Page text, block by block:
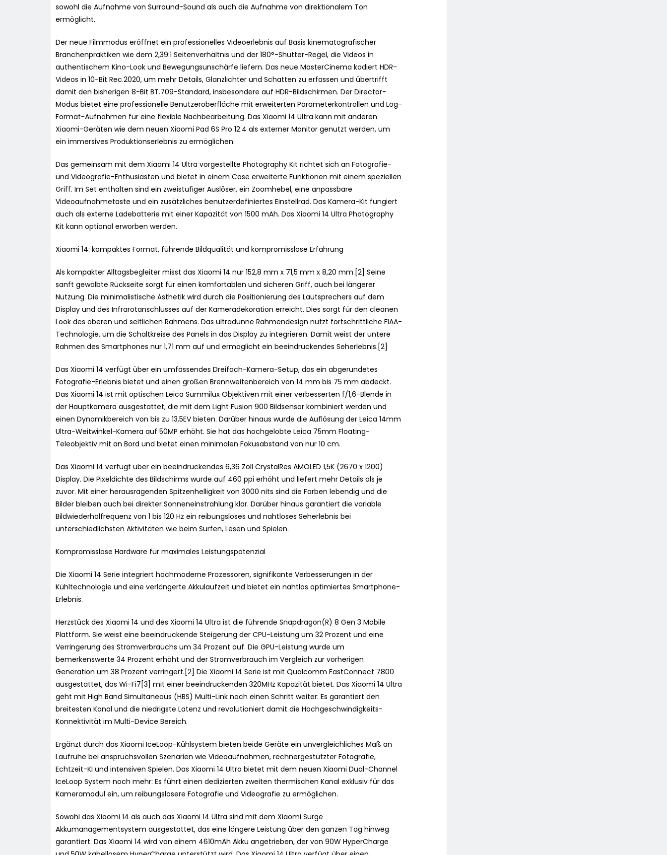
sowohl die Aufnahme von Surround-Sound als auch die Aufnahme von direktionalem Ton
ermöglicht.
Der neue Filmmodus eröffnet ein professionelles Videoerlebnis auf Basis kinematografischer
Branchenpraktiken wie dem 2,39:1 Seitenverhältnis und der 180°-Shutter-Regel, die Videos in
authentischem Kino-Look und Bewegungsunschärfe liefern. Das neue MasterCinema kodiert HDR-
Videos in 10-Bit Rec.2020, um mehr Details, Glanzlichter und Schatten zu erfassen und übertrifft
damit den bisherigen 8-Bit BT.709-Standard, insbesondere auf HDR-Bildschirmen. Der Director-
Modus bietet eine professionelle Benutzeroberfläche mit erweiterten Parameterkontrollen und Log-
Format-Aufnahmen für eine flexible Nachbearbeitung. Das Xiaomi 14 Ultra kann mit anderen
Xiaomi-Geräten wie dem neuen Xiaomi Pad 6S Pro 12.4 als externer Monitor genutzt werden, um
ein immersives Produktionserlebnis zu ermöglichen.
Das gemeinsam mit dem Xiaomi 14 Ultra vorgestellte Photography Kit richtet sich an Fotografie-
und Videografie-Enthusiasten und bietet in einem Case erweiterte Funktionen mit einem speziellen
Griff. Im Set enthalten sind ein zweistufiger Auslöser, ein Zoomhebel, eine anpassbare
Videoaufnahmetaste und ein zusätzliches benutzerdefiniertes Einstellrad. Das Kamera-Kit fungiert
auch als externe Ladebatterie mit einer Kapazität von 1500 mAh. Das Xiaomi 14 Ultra Photography
Kit kann optional erworben werden.
Xiaomi 14: kompaktes Format, führende Bildqualität und kompromisslose Erfahrung
Als kompakter Alltagsbegleiter misst das Xiaomi 14 nur 152,8 mm x 71,5 mm x 8,20 mm.[2] Seine
sanft gewölbte Rückseite sorgt für einen komfortablen und sicheren Griff, auch bei längerer
Nutzung. Die minimalistische Ästhetik wird durch die Positionierung des Lautsprechers auf dem
Display und des Infrarotanschlusses auf der Kameradekoration erreicht. Dies sorgt für den cleanen
Look des oberen und seitlichen Rahmens. Das ultradünne Rahmendesign nutzt fortschrittliche FIAA-
Technologie, um die Schaltkreise des Panels in das Display zu integrieren. Damit weist der untere
Rahmen des Smartphones nur 1,71 mm auf und ermöglicht ein beeindruckendes Seherlebnis.[2]
Das Xiaomi 14 verfügt über ein umfassendes Dreifach-Kamera-Setup, das ein abgerundetes
Fotografie-Erlebnis bietet und einen großen Brennweitenbereich von 14 mm bis 75 mm abdeckt.
Das Xiaomi 14 ist mit optischen Leica Summilux Objektiven mit einer verbesserten f/1,6-Blende in
der Hauptkamera ausgestattet, die mit dem Light Fusion 900 Bildsensor kombiniert werden und
einen Dynamikbereich von bis zu 13,5EV bieten. Darüber hinaus wurde die Auflösung der Leica 14mm
Ultra-Weitwinkel-Kamera auf 50MP erhöht. Sie hat das hochgelobte Leica 75mm Floating-
Teleobjektiv mit an Bord und bietet einen minimalen Fokusabstand von nur 10 cm.
Das Xiaomi 14 verfügt über ein beeindruckendes 6,36 Zoll CrystalRes AMOLED 1,5K (2670 x 1200)
Display. Die Pixeldichte des Bildschirms wurde auf 460 ppi erhöht und liefert mehr Details als je
zuvor. Mit einer herausragenden Spitzenhelligkeit von 3000 nits sind die Farben lebendig und die
Bilder bleiben auch bei direkter Sonneneinstrahlung klar. Darüber hinaus garantiert die variable
Bildwiederholfrequenz von 1 bis 120 Hz ein reibungsloses und nahtloses Seherlebnis bei
unterschiedlichsten Aktivitäten wie beim Surfen, Lesen und Spielen.
Kompromisslose Hardware für maximales Leistungspotenzial
Die Xiaomi 14 Serie integriert hochmoderne Prozessoren, signifikante Verbesserungen in der
Kühltechnologie und eine verlängerte Akkulaufzeit und bietet ein nahtlos optimiertes Smartphone-
Erlebnis.
Herzstück des Xiaomi 14 und des Xiaomi 14 Ultra ist die führende Snapdragon(R) 8 Gen 3 Mobile
Plattform. Sie weist eine beeindruckende Steigerung der CPU-Leistung um 32 Prozent und eine
Verringerung des Stromverbrauchs um 34 Prozent auf. Die GPU-Leistung wurde um
bemerkenswerte 34 Prozent erhöht und der Stromverbrauch im Vergleich zur vorherigen
Generation um 38 Prozent verringert.[2] Die Xiaomi 14 Serie ist mit Qualcomm FastConnect 7800
ausgestattet, das Wi-Fi7[3] mit einer beeindruckenden 320MHz Kapazität bietet. Das Xiaomi 14 Ultra
geht mit High Band Simultaneous (HBS) Multi-Link noch einen Schritt weiter: Es garantiert den
breitesten Kanal und die niedrigste Latenz und revolutioniert damit die Hochgeschwindigkeits-
Konnektivität im Multi-Device Bereich.
Ergänzt durch das Xiaomi IceLoop-Kühlsystem bieten beide Geräte ein unvergleichliches Maß an
Laufruhe bei anspruchsvollen Szenarien wie Videoaufnahmen, rechnergestützter Fotografie,
Echtzeit-KI und intensiven Spielen. Das Xiaomi 14 Ultra bietet mit dem neuen Xiaomi Dual-Channel
IceLoop System noch mehr: Es führt einen dedizierten zweiten thermischen Kanal exklusiv für das
Kameramodul ein, um reibungslosere Fotografie und Videografie zu ermöglichen.
Sowohl das Xiaomi 14 als auch das Xiaomi 14 Ultra sind mit dem Xiaomi Surge
Akkumanagementsystem ausgestattet, das eine längere Leistung über den ganzen Tag hinweg
garantiert. Das Xiaomi 14 wird von einem 4610mAh Akku angetrieben, der von 90W HyperCharge